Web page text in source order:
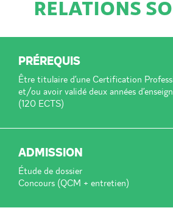
RELATIONS
PRÉREQUIS
Être titulaire d’une Certification
et/ou avoir validé deux années
(120 ECTS)
ADMISSION
Étude de dossier
Concours (QCM + entretien)